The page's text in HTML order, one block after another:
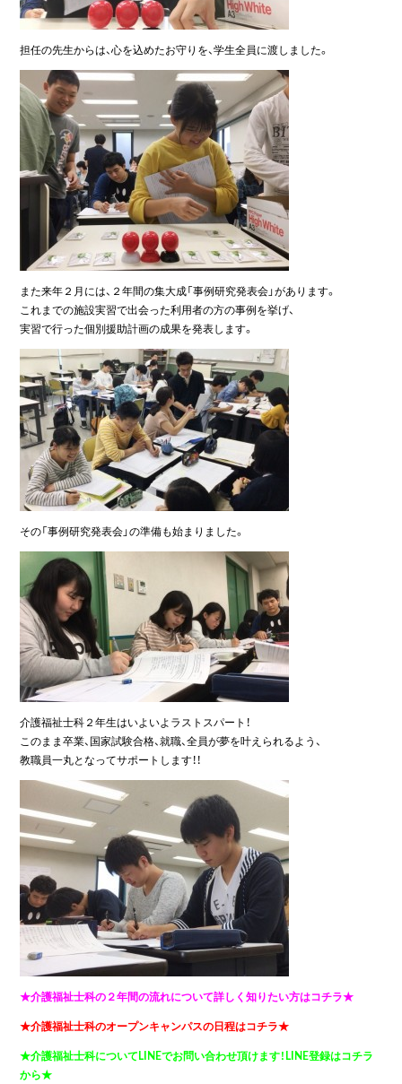
担任の先生からは、心を込めたお守りを、学生全員に渡しました。
また来年２月には、２年間の集大成「事例研究発表会」があります。
これまでの施設実習で出会った利用者の方の事例を挙げ、
実習で行った個別援助計画の成果を発表します。
その「事例研究発表会」の準備も始まりました。
介護福祉士科２年生はいよいよラストスパート！
このまま卒業、国家試験合格、就職、全員が夢を叶えられるよう、
教職員一丸となってサポートします！！
★介護福祉士科の２年間の流れについて詳しく知りたい方はコチラ★
★介護福祉士科のオープンキャンパスの日程はコチラ★
★介護福祉士科についてLINEでお問い合わせ頂けます！LINE登録はコチラ
から★